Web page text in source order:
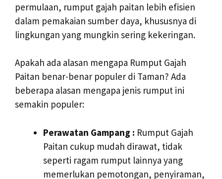
permulaan, rumput gajah paitan lebih efisien
dalam pemakaian sumber daya, khususnya di
lingkungan yang mungkin sering kekeringan.
Apakah ada alasan mengapa Rumput Gajah
Paitan benar-benar populer di Taman? Ada
beberapa alasan mengapa jenis rumput ini
semakin populer:
Perawatan Gampang : Rumput Gajah
Paitan cukup mudah dirawat, tidak
seperti ragam rumput lainnya yang
memerlukan pemotongan, penyiraman,